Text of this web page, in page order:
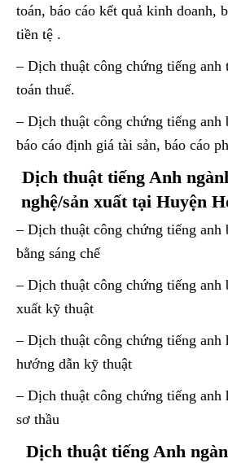
toán, báo cáo kết quả kinh doanh,
tiền tệ .
– Dịch thuật công chứng tiếng anh
toán thuế.
– Dịch thuật công chứng tiếng anh
báo cáo định giá tài sản, báo cáo
Dịch thuật tiếng Anh
nghệ/sản xuất tại Huyện
– Dịch thuật công chứng tiếng anh
bằng sáng chế
– Dịch thuật công chứng tiếng anh
xuất kỹ thuật
– Dịch thuật công chứng tiếng anh
hướng dẫn kỹ thuật
– Dịch thuật công chứng tiếng anh
sơ thầu
Dịch thuật tiếng Anh